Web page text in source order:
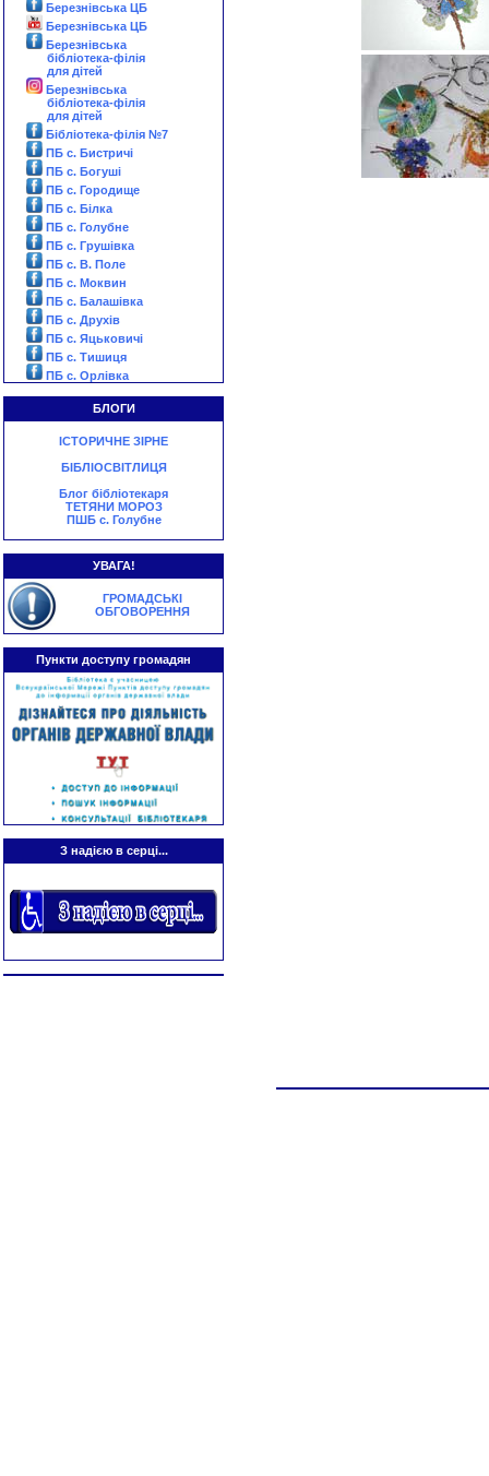
Березнівська ЦБ
Березнівська ЦБ
Березнівська
бібліотека-філія
для дітей
Березнівська
бібліотека-філія
для дітей
Бібліотека-філія №7
ПБ с. Бистричі
ПБ с. Богуші
ПБ с. Городище
ПБ с. Білка
ПБ с. Голубне
ПБ с. Грушівка
ПБ с. В. Поле
ПБ с. Моквин
ПБ с. Балашівка
ПБ с. Друхів
ПБ с. Яцьковичі
ПБ с. Тишиця
ПБ с. Орлівка
БЛОГИ
ІСТОРИЧНЕ ЗІРНЕ
БІБЛІОСВІТЛИЦЯ
Блог бібліотекаря
ТЕТЯНИ МОРОЗ
ПШБ с. Голубне
УВАГА!
ГРОМАДСЬКІ
ОБГОВОРЕННЯ
Пункти доступу громадян
З надією в серці...